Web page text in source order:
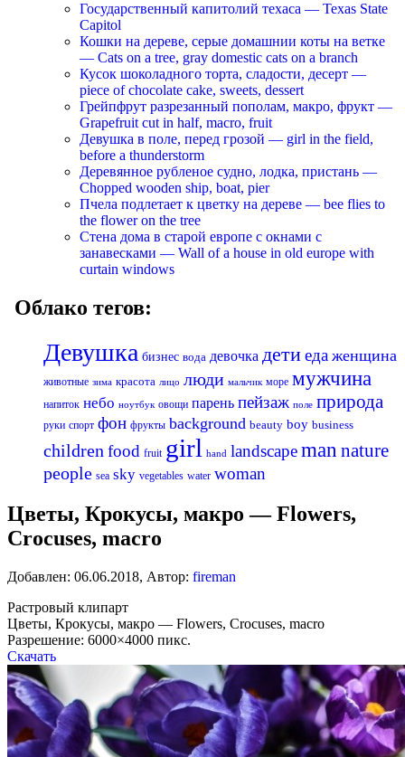
Государственный капитолий техаса — Texas State
Capitol
Кошки на дереве, серые домашнии коты на ветке
— Cats on a tree, gray domestic cats on a branch
Кусок шоколадного торта, сладости, десерт —
piece of chocolate cake, sweets, dessert
Грейпфрут разрезанный пополам, макро, фрукт —
Grapefruit cut in half, macro, fruit
Девушка в поле, перед грозой — girl in the field,
before a thunderstorm
Деревянное рубленое судно, лодка, пристань —
Chopped wooden ship, boat, pier
Пчела подлетает к цветку на дереве — bee flies to
the flower on the tree
Стена дома в старой европе с окнами с
занавесками — Wall of a house in old europe with
curtain windows
Облако тегов:
Девушка бизнес вода девочка детиеда женщина
животные зима красота лицо люди мальчик море мужчина
напиток небо ноутбук овощи парень пейзаж поле природа
руки спорт фон фрукты background beauty boy business
childrenfood fruit girl hand landscapeman nature
people sea sky vegetables water woman
Цветы, Крокусы, макро — Flowers,
Crocuses, macro
Добавлен: 06.06.2018, Автор: fireman
Растровый клипарт
Цветы, Крокусы, макро — Flowers, Crocuses, macro
Разрешение: 6000×4000 пикс.
Скачать